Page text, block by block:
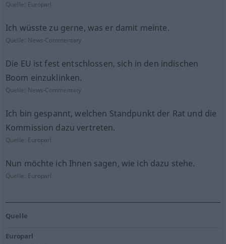
Quelle: Europarl
Ich wüsste zu gerne, was er damit meinte.
Quelle: News-Commentary
Die EU ist fest entschlossen, sich in den indischen
Boom einzuklinken.
Quelle: News-Commentary
Ich bin gespannt, welchen Standpunkt der Rat und die
Kommission dazu vertreten.
Quelle: Europarl
Nun möchte ich Ihnen sagen, wie ich dazu stehe.
Quelle: Europarl
Quelle
Europarl